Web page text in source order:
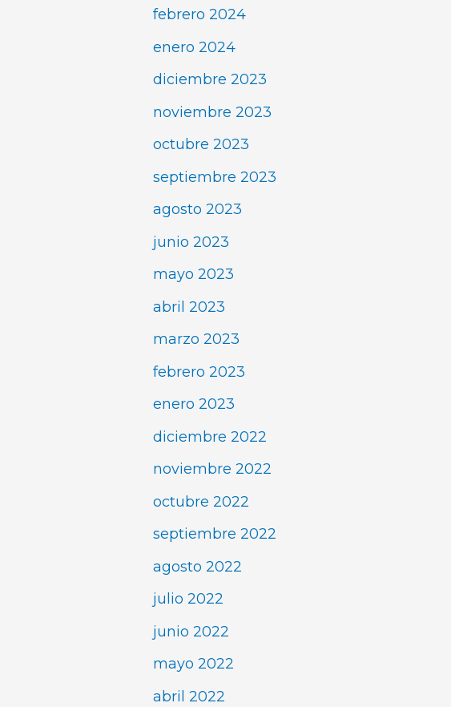
febrero 2024
enero 2024
diciembre 2023
noviembre 2023
octubre 2023
septiembre 2023
agosto 2023
junio 2023
mayo 2023
abril 2023
marzo 2023
febrero 2023
enero 2023
diciembre 2022
noviembre 2022
octubre 2022
septiembre 2022
agosto 2022
julio 2022
junio 2022
mayo 2022
abril 2022